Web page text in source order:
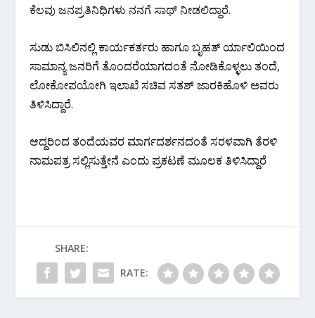
ಕೆಲವು ಜನಪ್ರತಿನಿಧಿಗಳು ನನಗೆ ಸಾಥ್ ನೀಡಲಿದ್ದಾರೆ.
ಸುಡು ಬಿಸಿಲಿನಲ್ಲಿ ಕಾರ್ಯಕರ್ತರು ಹಾಗೂ ಬೃಹತ್ ರ್ಯಾಲಿಯಿಂದ
ಸಾಮಾನ್ಯ ಜನರಿಗೆ ತೊಂದರೆಯಾಗದಂತೆ ನೋಡಿಕೊಳ್ಳಲು ತಂದೆ,
ಲೋಕೋಪಯೋಗಿ ಇಲಾಖೆ ಸಚಿವ ಸತಶ್‌ ಜಾರಕಿಹೊಳಿ ಅವರು
ತಿಳಿಸಿದ್ದಾರೆ.
ಆದ್ದರಿಂದ ತಂದೆಯವರ ಮಾರ್ಗದರ್ಶನದಂತೆ ಸರಳವಾಗಿ ತೆರಳಿ
ನಾಮಪತ್ರ ಸಲ್ಲಿಸುತ್ತೇನೆ ಎಂದು ಪ್ರಕಟಣೆ ಮೂಲಕ ತಿಳಿಸಿದ್ದಾರೆ
SHARE:
RATE: